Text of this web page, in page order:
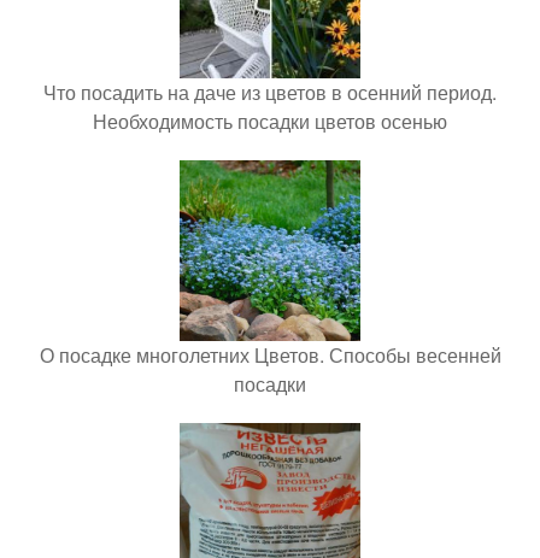
Что посадить на даче из цветов в осенний период.
Необходимость посадки цветов осенью
О посадке многолетних Цветов. Способы весенней
посадки